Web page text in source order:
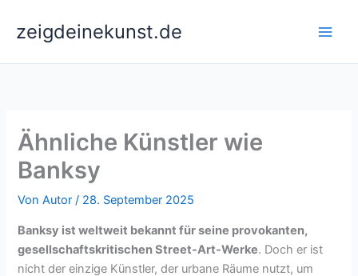
Inhalt
springen
zeigdeinekunst.de
Ähnliche Künstler wie
Banksy
VonAutor/ 28. September 2025
Banksy ist weltweit bekannt für seine provokanten,
gesellschaftskritischen Street-Art-Werke. Doch er ist
nicht der einzige Künstler, der urbane Räume nutzt, um